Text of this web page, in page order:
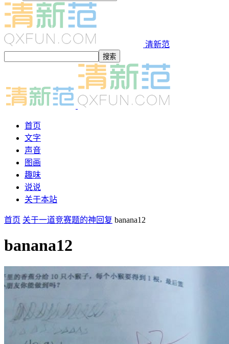
清新范
首页
文字
声音
图画
趣味
说说
关于本站
首页 关于一道竞赛题的神回复 banana12
banana12